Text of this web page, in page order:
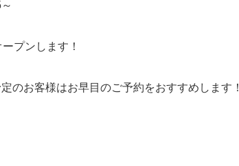
プンします！
のお客様はお早目のご予約をおすすめします！